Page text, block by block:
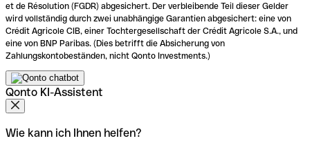
et de Résolution (FGDR) abgesichert. Der verbleibende Teil dieser Gelder
wird vollständig durch zwei unabhängige Garantien abgesichert: eine von
Crédit Agricole CIB, einer Tochtergesellschaft der Crédit Agricole S.A., und
eine von BNP Paribas. (Dies betrifft die Absicherung von
Zahlungskontobeständen, nicht Qonto Investments.)
Qonto KI-Assistent
Wie kann ich Ihnen helfen?